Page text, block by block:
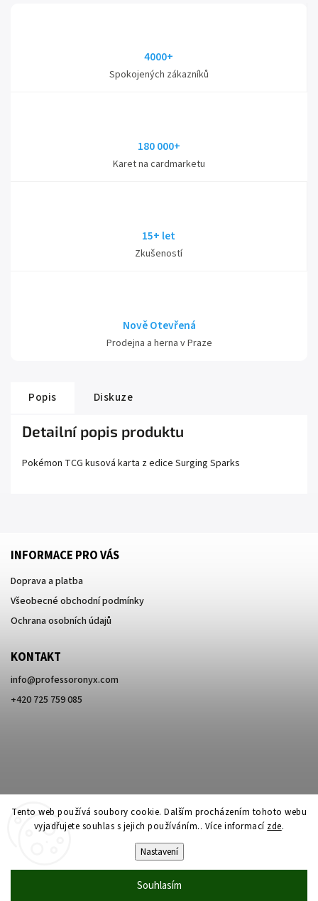
Tento web používá soubory cookie. Dalším procházením tohoto webu
vyjadřujete souhlas s jejich používáním.. Více informací zde.
Nastavení
Souhlasím
4000+
Spokojených zákazníků
180 000+
Karet na cardmarketu
15+ let
Zkušeností
Nově Otevřená
Prodejna a herna v Praze
Popis Diskuze
Detailní popis produktu
Pokémon TCG kusová karta z edice Surging Sparks
INFORMACE PRO VÁS
Doprava a platba
Všeobecné obchodní podmínky
Ochrana osobních údajů
KONTAKT
info@professoronyx.com
+420 725 759 085
Professor Onyx. Všechna práva vyhrazena.